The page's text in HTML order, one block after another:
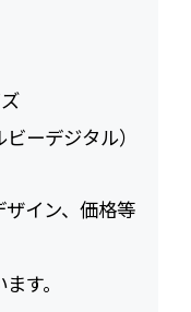
ーデジタル）
イン、価格等
す。